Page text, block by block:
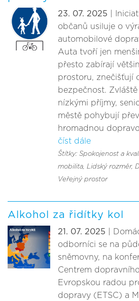
23. 07. 2025 |
občanů usiluje o
automobilové
Auta tvoří jen
přesto zabírají
prostoru, znečišťují
bezpečnost.
nízkými příjmy,
městě pohybují
hromadnou
číst dále
Štítky: Spokojenost a
mobilita, Lidský rozměr,
Veřejný prostor
Alkohol za řidítky kol
21. 07. 2025 |
odborníci se na
sněmovny, na
Centrem
Evropskou radou
dopravy (ETSC) a